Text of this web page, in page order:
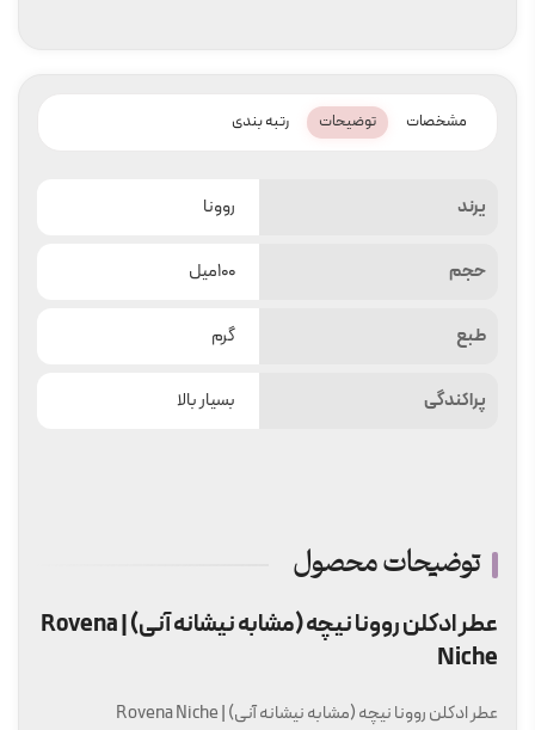
مشخصات توضیحات رتبه بندی
یرند روونا
حجم ۱۰۰میل
طبع گرم
پراکندگی بسیار بالا
توضیحات محصول
عطر ادکلن روونا نیچه (مشابه نیشانه آنی) | Rovena
Niche
عطر ادکلن روونا نیچه (مشابه نیشانه آنی) | Rovena Niche